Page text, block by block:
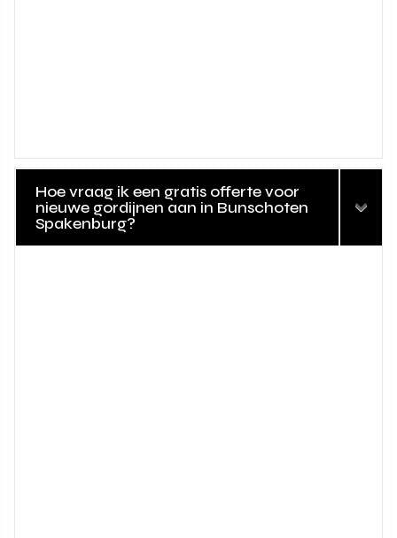
Hoe vraag ik een gratis offerte voor
nieuwe gordijnen aan in Bunschoten
Spakenburg?